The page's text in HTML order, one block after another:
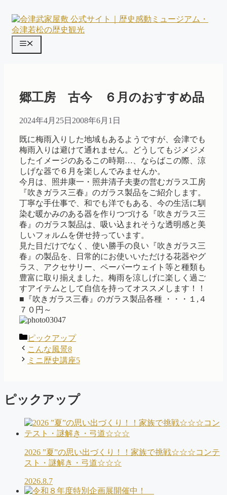
メ
ー
郷工房 古今 ６月のおすすめ品
2024年4月25日 2008年6月1日
既に梅雨入りした地域もあるようですが、会津でも
梅雨入りは避けて通れません。どうしてもジメジメ
したイメージのあるこの時期…、ならばこの際、涼
しげな器で６月を楽しんでみませんか。
今月は、照井康一・照井清子夫妻の営むガラス工房
『吹きガラス三春』のガラス製品をご紹介します。
丁寧な手仕事で、和でも洋でもある、今の生活に馴
染む暖かみのある器を作りつづける『吹きガラス三
春』のガラス製品は、吸い込まれそうな透明感と美
しいフォルムを併せ持っています。
見た目だけでなく、使い勝手の良い『吹きガラス三
春』の製品を、日常的にお使いいただける花器やグ
ラス、アクセサリー、ペーパーウェイト等と種類も
豊富に取り揃えました。梅雨を涼しげに楽しく過ご
すアイテムとして自信を持ってオススメします！！
■『吹きガラス三春』のガラス製品各種 ・・・１,４
７０円～
カ
テ
ゴ
ピックアップ
こんな風景8
ミニ歴史講座5
ピックアップ
2026 ”夏”の思い出づくり！！家族で挑戦☆☆☆コンテ
スト・謎解き・弓道☆☆☆
2026.8.7